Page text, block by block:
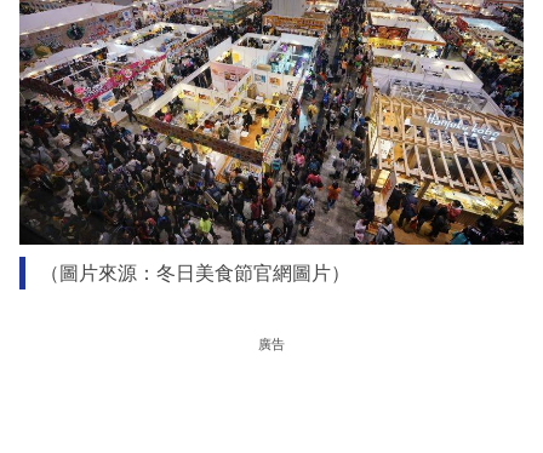
（圖片來源：冬日美食節官網圖片）
廣告